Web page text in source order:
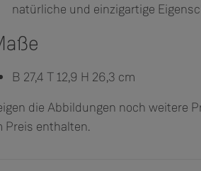
natürliche und einzigartige
B 27,4 T 12,9 H 26,3 cm
die Abbildungen noch weitere
Preis enthalten.